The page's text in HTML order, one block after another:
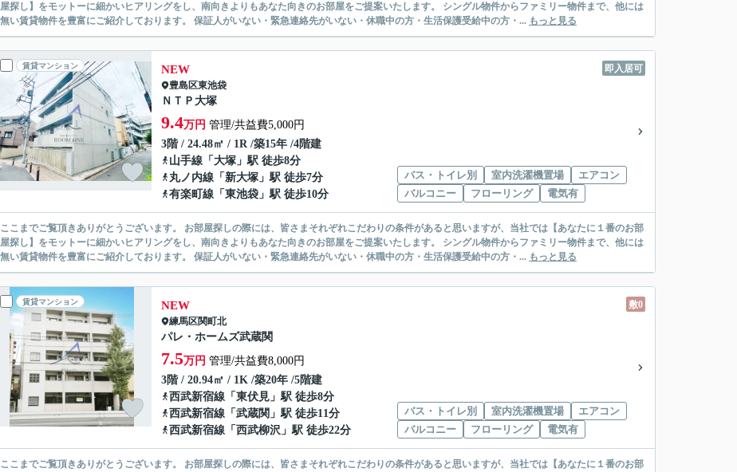
屋探し】をモットーに細かいヒアリングをし、南向きよりもあなた向きのお部屋をご提案いたします。 シングル物件からファミリー物件まで、他には
無い賃貸物件を豊富にご紹介しております。 保証人がいない・緊急連絡先がいない・休職中の方・生活保護受給中の方・... もっと見る
賃貸マンション 即入居可
NEW
豊島区東池袋
ＮＴＰ大塚
9.4万円 管理/共益費5,000円
3階 / 24.48㎡ / 1R /築15年 /4階建
山手線 「 大塚 」駅 徒歩8分
丸ノ内線 「 新大塚 」駅 徒歩7分
有楽町線 「 東池袋 」駅 徒歩10分
バス・トイレ別 室内洗濯機置場
エアコン
バルコニー
フローリング 電気有
ここまでご覧頂きありがとうございます。 お部屋探しの際には、皆さまそれぞれこだわりの条件があると思いますが、当社では【あなたに１番のお部
屋探し】をモットーに細かいヒアリングをし、南向きよりもあなた向きのお部屋をご提案いたします。 シングル物件からファミリー物件まで、他には
無い賃貸物件を豊富にご紹介しております。 保証人がいない・緊急連絡先がいない・休職中の方・生活保護受給中の方・... もっと見る
賃貸マンション 敷0
NEW
練馬区関町北
パレ・ホームズ武蔵関
7.5万円 管理/共益費8,000円
3階 / 20.94㎡ / 1K /築20年 /5階建
西武新宿線 「 東伏見 」駅 徒歩8分
西武新宿線 「 武蔵関 」駅 徒歩11分
西武新宿線 「 西武柳沢 」駅 徒歩22分
バス・トイレ別 室内洗濯機置場
エアコン
バルコニー
フローリング 電気有
ここまでご覧頂きありがとうございます。 お部屋探しの際には、皆さまそれぞれこだわりの条件があると思いますが、当社では【あなたに１番のお部